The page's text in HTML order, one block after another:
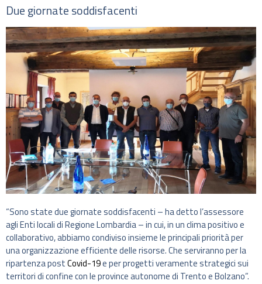
Due giornate soddisfacenti
“Sono state due giornate soddisfacenti – ha detto l’assessore
agli Enti locali di Regione Lombardia – in cui, in un clima positivo e
collaborativo, abbiamo condiviso insieme le principali priorità per
una organizzazione efficiente delle risorse. Che serviranno per la
ripartenza postCovid-19e per progetti veramente strategici sui
territori di confine con le province autonome di Trento e Bolzano”.